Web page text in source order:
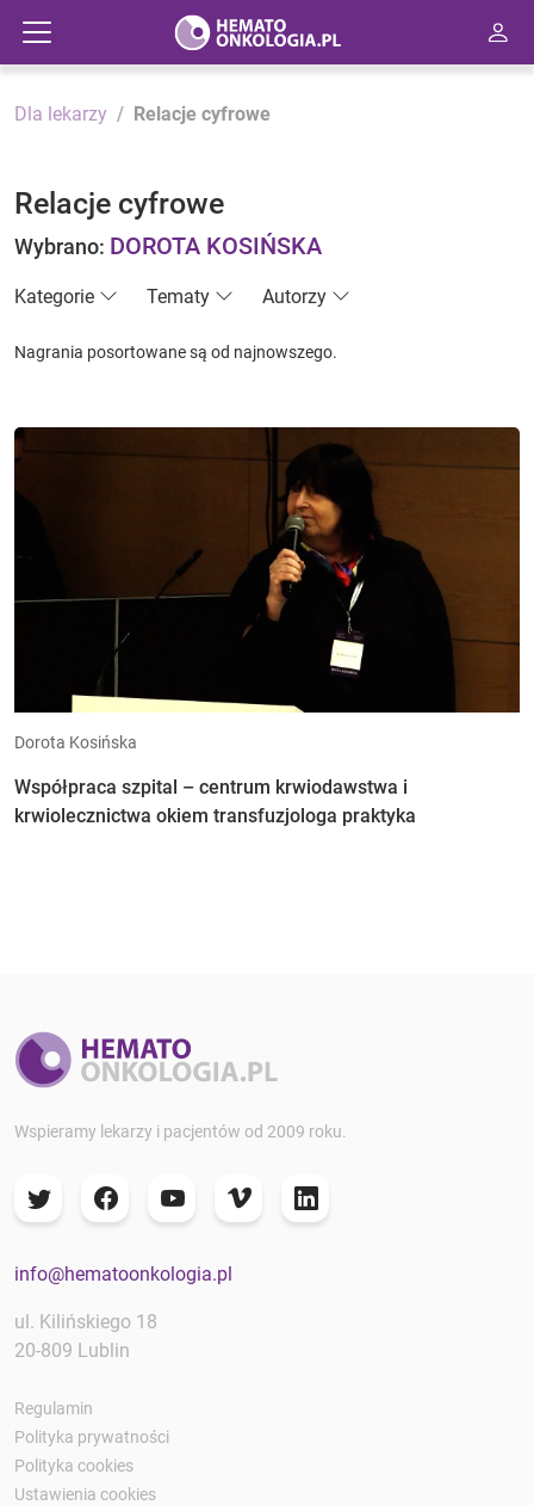
Dla lekarzy Relacje cyfrowe
Relacje cyfrowe
Wybrano: DOROTA KOSIŃSKA
Kategorie Tematy Autorzy
Nagrania posortowane są od najnowszego.
Dorota Kosińska
Współpraca szpital – centrum krwiodawstwa i
krwiolecznictwa okiem transfuzjologa praktyka
Wspieramy lekarzy i pacjentów od 2009 roku.
info@hematoonkologia.pl
ul. Kilińskiego 18
20-809 Lublin
Regulamin
Polityka prywatności
Polityka cookies
Ustawienia cookies